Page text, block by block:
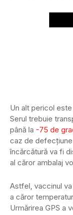
Un alt pericol
Serul trebuie
până la -75 de
caz de
încărcătură va fi
al căror ambalaj
Astfel, vaccinul
a căror
Urmărirea GPS a